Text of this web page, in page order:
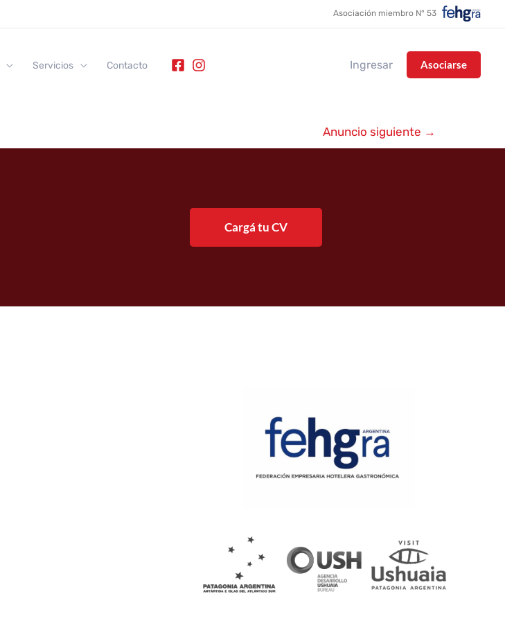
Asociación miembro N° 53
Servicios Contacto Ingresar Asociarse
Anuncio siguiente →
Cargá tu CV